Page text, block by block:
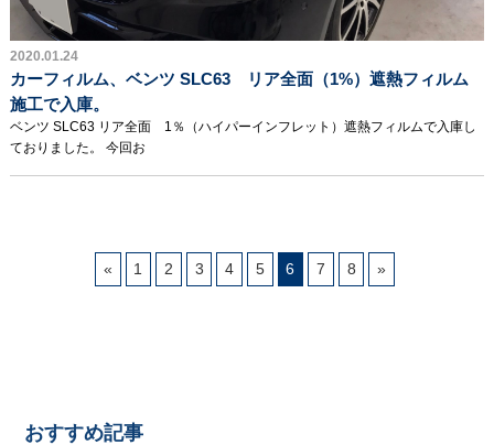
2020.01.24
カーフィルム、ベンツ SLC63 リア全面（1%）遮熱フィルム
施工で入庫。
ベンツ SLC63 リア全面 1％（ハイパーインフレット）遮熱フィルムで入庫し
ておりました。 今回お
« 1 2 3 4 5 6 7 8 »
おすすめ記事